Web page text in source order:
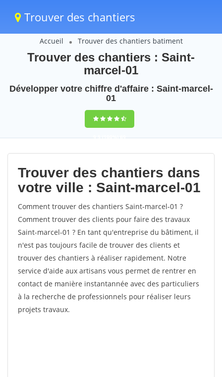
Trouver des chantiers
Accueil Trouver des chantiers batiment
Trouver des chantiers : Saint-
marcel-01
Développer votre chiffre d'affaire : Saint-marcel-
01
9,5(100%)69
votes
Trouver des chantiers dans
votre ville : Saint-marcel-01
Comment trouver des chantiers Saint-marcel-01 ?
Comment trouver des clients pour faire des travaux
Saint-marcel-01 ? En tant qu'entreprise du bâtiment, il
n'est pas toujours facile de trouver des clients et
trouver des chantiers à réaliser rapidement. Notre
service d'aide aux artisans vous permet de rentrer en
contact de manière instantannée avec des particuliers
à la recherche de professionnels pour réaliser leurs
projets travaux.